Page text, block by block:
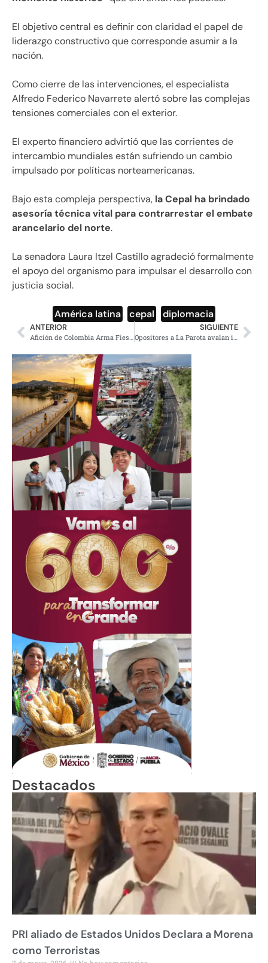
El objetivo central es definir con claridad el papel de
liderazgo constructivo que corresponde asumir a la
nación.
Como cierre de las intervenciones, el especialista
Alfredo Federico Navarrete alertó sobre las complejas
tensiones comerciales con el exterior.
El experto financiero advirtió que las corrientes de
intercambio mundiales están sufriendo un cambio
impulsado por políticas norteamericanas.
Bajo esta compleja perspectiva, la Cepal ha brindado
asesoría técnica vital para contrarrestar el embate
arancelario del norte.
La senadora Laura Itzel Castillo agradeció formalmente
el apoyo del organismo para impulsar el desarrollo con
justicia social.
América latina cepal diplomacia
ANTERIOR
Afición de Colombia Arma Fiesta en el Zócalo Bajo la Lluvia
SIGUIENTE
Opositores a La Parota avalan inicio de obras de agua en Acapulco
Destacados
PRI aliado de Estados Unidos Declara a Morena
como Terroristas